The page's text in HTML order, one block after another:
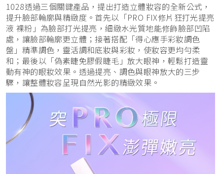
1028透過三個關鍵產品，提出打造立體妝容的全新公式，
提升臉部輪廓與精緻度。首先以「PRO FIX修片狂打光提亮
液 裸粉」為臉部打光提亮，細緻水光質地能修飾臉部凹陷
處，讓臉部輪廓更立體；接著搭配「得心應手彩妝調色
盤」精準調色，靈活調和底妝與彩妝，使妝容更均勻柔
和；最後以「偽素睫免膠假睫毛」放大眼神，輕鬆打造靈
動有神的眼妝效果。透過提亮、調色與眼神放大的三步
驟，讓整體妝容呈現自然光影的精緻效果。